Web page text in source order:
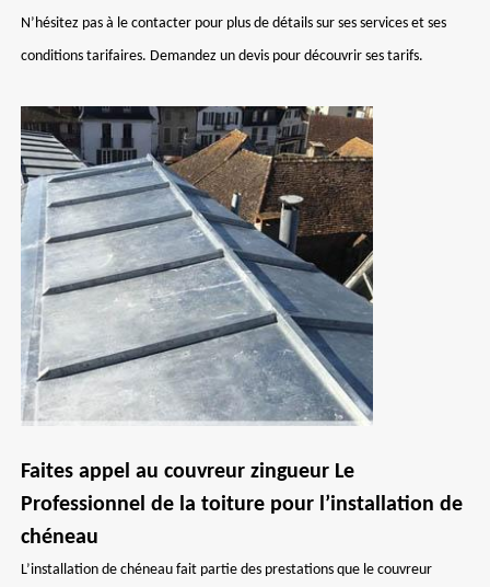
N’hésitez pas à le contacter pour plus de détails sur ses services et ses
conditions tarifaires. Demandez un devis pour découvrir ses tarifs.
Faites appel au couvreur zingueur Le
Professionnel de la toiture pour l’installation de
chéneau
L’installation de chéneau fait partie des prestations que le couvreur